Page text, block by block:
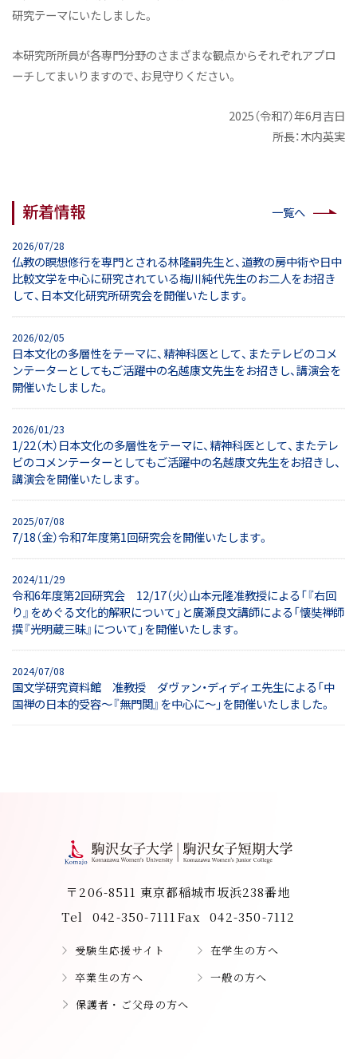
研究テーマにいたしました。
本研究所所員が各専門分野のさまざまな観点からそれぞれアプロ
ーチしてまいりますので、お見守りください。
2025（令和7）年6月吉日
所長：木内英実
新着情報 一覧へ
2026/07/28
仏教の瞑想修行を専門とされる林隆嗣先生と、道教の房中術や日中
比較文学を中心に研究されている梅川純代先生のお二人をお招き
して、日本文化研究所研究会を開催いたします。
2026/02/05
日本文化の多層性をテーマに、精神科医として、またテレビのコメ
ンテーターとしてもご活躍中の名越康文先生をお招きし、講演会を
開催いたしました。
2026/01/23
1/22（木）日本文化の多層性をテーマに、精神科医として、またテレ
ビのコメンテーターとしてもご活躍中の名越康文先生をお招きし、
講演会を開催いたします。
2025/07/08
7/18（金）令和7年度第1回研究会を開催いたします。
2024/11/29
令和6年度第2回研究会 12/17（火）山本元隆准教授による「『右回
り』をめぐる文化的解釈について」と廣瀬良文講師による「懐奘禅師
撰『光明蔵三昧』について」を開催いたします。
2024/07/08
国文学研究資料館 准教授 ダヴァン・ディディエ先生による「中
国禅の日本的受容～『無門関』を中心に～」を開催いたしました。
〒206-8511 東京都稲城市坂浜238番地
Tel
042-350-7111Fax 042-350-7112
受験生応援サイト
在学生の方へ
卒業生の方へ
一般の方へ
保護者・ご父母の方へ